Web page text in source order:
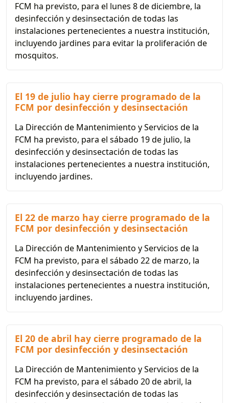
FCM ha previsto, para el lunes 8 de diciembre, la
desinfección y desinsectación de todas las
instalaciones pertenecientes a nuestra institución,
incluyendo jardines para evitar la proliferación de
mosquitos.
El 19 de julio hay cierre programado de la
FCM por desinfección y desinsectación
La Dirección de Mantenimiento y Servicios de la
FCM ha previsto, para el sábado 19 de julio, la
desinfección y desinsectación de todas las
instalaciones pertenecientes a nuestra institución,
incluyendo jardines.
El 22 de marzo hay cierre programado de la
FCM por desinfección y desinsectación
La Dirección de Mantenimiento y Servicios de la
FCM ha previsto, para el sábado 22 de marzo, la
desinfección y desinsectación de todas las
instalaciones pertenecientes a nuestra institución,
incluyendo jardines.
El 20 de abril hay cierre programado de la
FCM por desinfección y desinsectación
La Dirección de Mantenimiento y Servicios de la
FCM ha previsto, para el sábado 20 de abril, la
desinfección y desinsectación de todas las